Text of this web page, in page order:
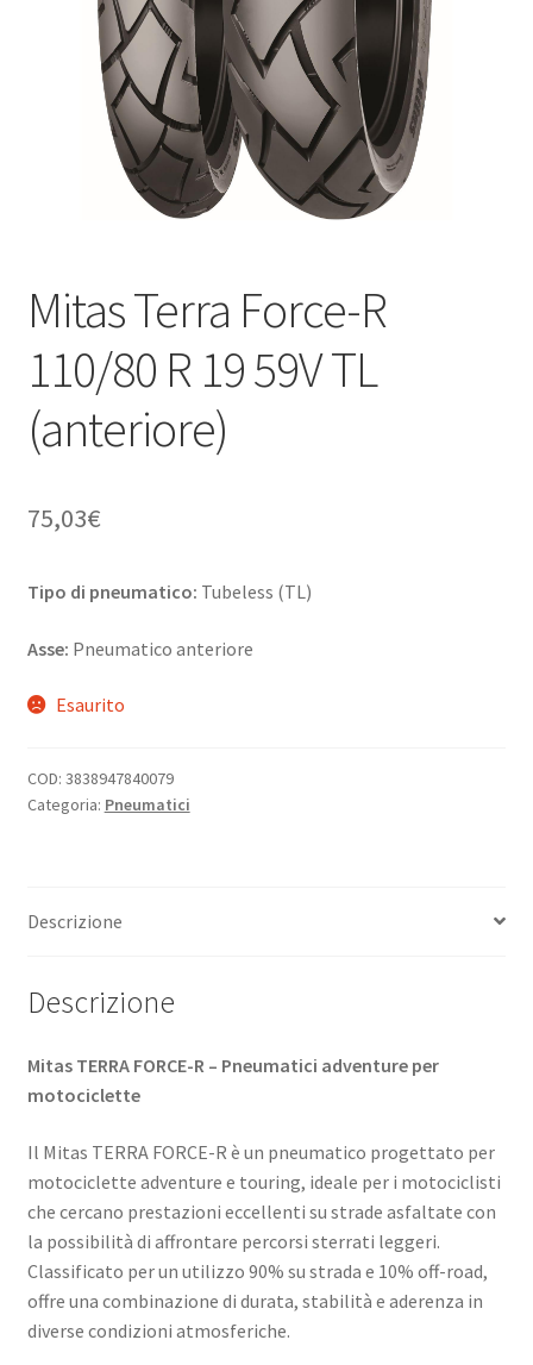
Mitas Terra Force-R
110/80 R 19 59V TL
(anteriore)
75,03€
Tipo di pneumatico: Tubeless (TL)
Asse: Pneumatico anteriore
Esaurito
COD: 3838947840079
Categoria: Pneumatici
Descrizione
Descrizione
Mitas TERRA FORCE-R – Pneumatici adventure per
motociclette
Il Mitas TERRA FORCE-R è un pneumatico progettato per
motociclette adventure e touring, ideale per i motociclisti
che cercano prestazioni eccellenti su strade asfaltate con
la possibilità di affrontare percorsi sterrati leggeri.
Classificato per un utilizzo 90% su strada e 10% off-road,
offre una combinazione di durata, stabilità e aderenza in
diverse condizioni atmosferiche.